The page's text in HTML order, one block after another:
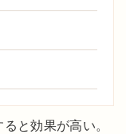
と効果が高い。